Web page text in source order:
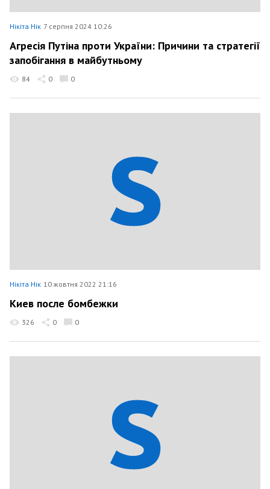
Нікіта Нік 7 серпня 2024 10:26
Агресія Путіна проти України: Причини та стратегії
запобігання в майбутньому
84 0 0
Нікіта Нік 10 жовтня 2022 21:16
Киев после бомбежки
326 0 0